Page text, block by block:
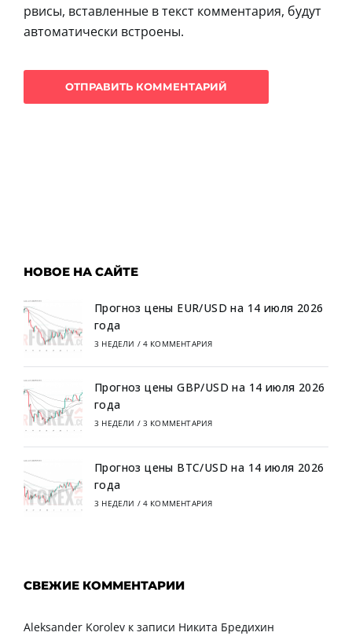
рвисы, вставленные в текст комментария, будут
автоматически встроены.
НОВОЕ НА САЙТЕ
Прогноз цены EUR/USD на 14 июля 2026
года
3 НЕДЕЛИ / 4 КОММЕНТАРИЯ
Прогноз цены GBP/USD на 14 июля 2026
года
3 НЕДЕЛИ / 3 КОММЕНТАРИЯ
Прогноз цены BTC/USD на 14 июля 2026
года
3 НЕДЕЛИ / 4 КОММЕНТАРИЯ
СВЕЖИЕ КОММЕНТАРИИ
Aleksander Korolev к записи Никита Бредихин